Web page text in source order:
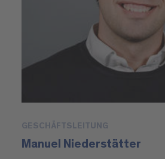
GESCHÄFTSLEITUNG
Manuel Niederstätter